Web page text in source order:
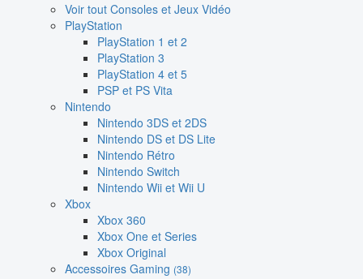
Voir tout Consoles et Jeux Vidéo
PlayStation
PlayStation 1 et 2
PlayStation 3
PlayStation 4 et 5
PSP et PS Vita
Nintendo
Nintendo 3DS et 2DS
Nintendo DS et DS Lite
Nintendo Rétro
Nintendo Switch
Nintendo Wii et Wii U
Xbox
Xbox 360
Xbox One et Series
Xbox Original
Accessoires Gaming (38)